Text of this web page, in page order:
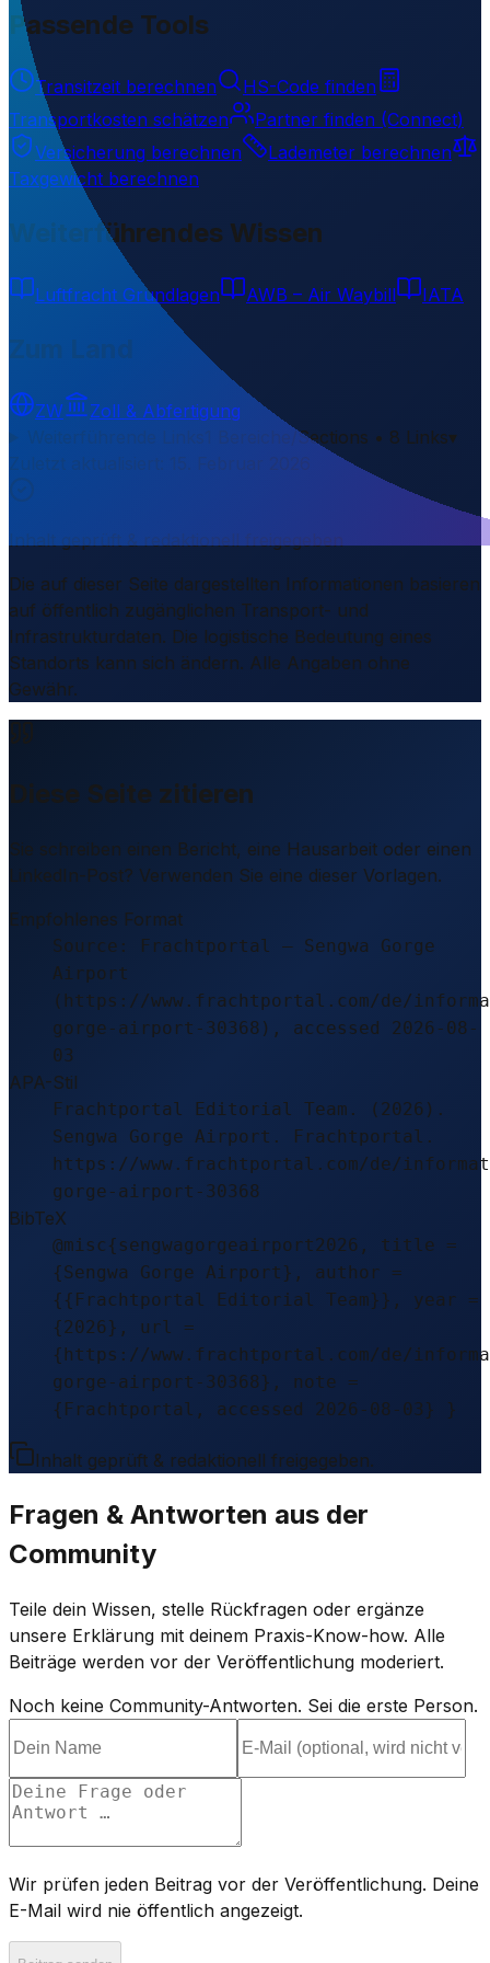
Passende Tools
Transitzeit berechnen
HS-Code finden
Transportkosten schätzen
Partner finden (Connect)
Versicherung berechnen
Lademeter berechnen
Taxgewicht berechnen
Weiterführendes Wissen
Luftfracht Grundlagen AWB – Air Waybill IATA
ZW
Zoll & Abfertigung
1 Bereiche/Sections • 8 Links▾
Die auf dieser Seite dargestellten Informationen basieren
auf öffentlich zugänglichen Transport- und
Infrastrukturdaten. Die logistische Bedeutung eines
Standorts kann sich ändern. Alle Angaben ohne
Gewähr.
Diese Seite zitieren
Sie schreiben einen Bericht, eine Hausarbeit oder einen
LinkedIn-Post? Verwenden Sie eine dieser Vorlagen.
Empfohlenes Format
Source: Frachtportal – Sengwa Gorge
Airport
(https://www.frachtportal.com/de/
gorge-airport-30368), accessed 2026-08-
03
APA-Stil
Frachtportal Editorial Team. (2026).
Sengwa Gorge Airport. Frachtportal.
https://www.frachtportal.com/de/
gorge-airport-30368
BibTeX
@misc{sengwagorgeairport2026, title =
{Sengwa Gorge Airport}, author =
{{Frachtportal Editorial Team}}, year =
{2026}, url =
{https://www.frachtportal.com/de/
gorge-airport-30368}, note =
{Frachtportal, accessed 2026-08-03} }
Inhalt geprüft & redaktionell freigegeben.
Fragen & Antworten aus der
Community
Teile dein Wissen, stelle Rückfragen oder ergänze
unsere Erklärung mit deinem Praxis-Know-how. Alle
Beiträge werden vor der Veröffentlichung moderiert.
Noch keine Community-Antworten. Sei die erste Person.
Wir prüfen jeden Beitrag vor der Veröffentlichung. Deine
E-Mail wird nie öffentlich angezeigt.